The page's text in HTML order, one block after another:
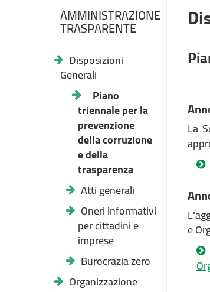
AMMINISTRAZIONE
TRASPARENTE
Disposizioni
Generali
Piano
triennale per la
prevenzione
della corruzione
e della
trasparenza
Atti generali
Oneri informativi
per cittadini e
imprese
Burocrazia zero
Organizzazione
La
e